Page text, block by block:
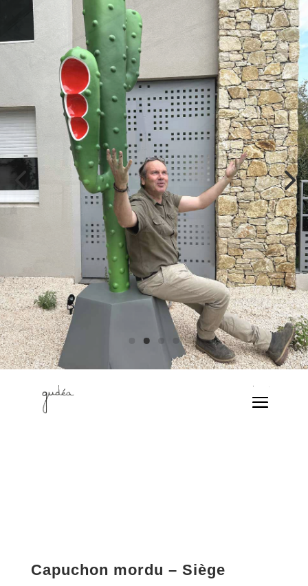
Capuchon mordu – Siège